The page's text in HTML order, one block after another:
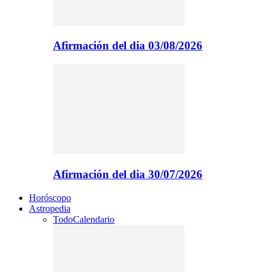
Afirmación del dia 03/08/2026
Afirmación del dia 30/07/2026
Horóscopo
Astropedia
TodoCalendario